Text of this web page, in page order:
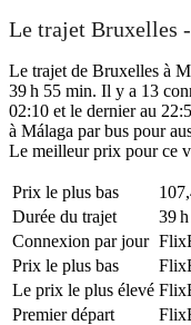
Le trajet Bruxelles
Le trajet de Bruxelles à
39 h 55 min. Il y a 13
02:10 et le dernier au
à Málaga par bus pour
Le meilleur prix pour ce
Prix ​​le plus bas
Durée du trajet
39
Connexion par jour
Prix ​​le plus bas
Le prix le plus élevé
Premier départ